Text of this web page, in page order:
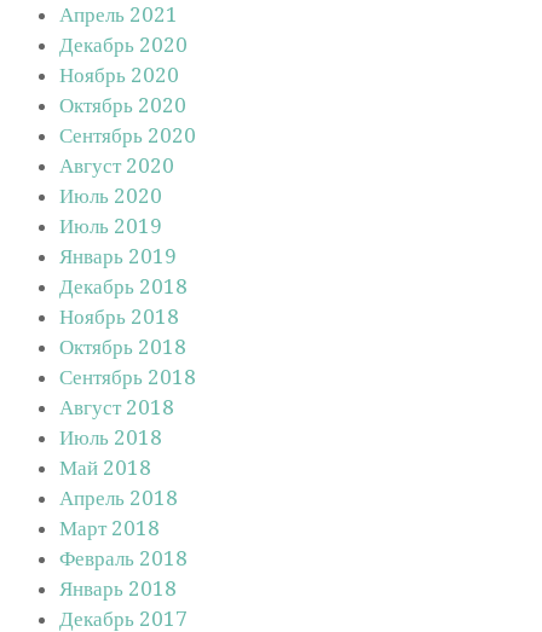
Апрель 2021
Декабрь 2020
Ноябрь 2020
Октябрь 2020
Сентябрь 2020
Август 2020
Июль 2020
Июль 2019
Январь 2019
Декабрь 2018
Ноябрь 2018
Октябрь 2018
Сентябрь 2018
Август 2018
Июль 2018
Май 2018
Апрель 2018
Март 2018
Февраль 2018
Январь 2018
Декабрь 2017